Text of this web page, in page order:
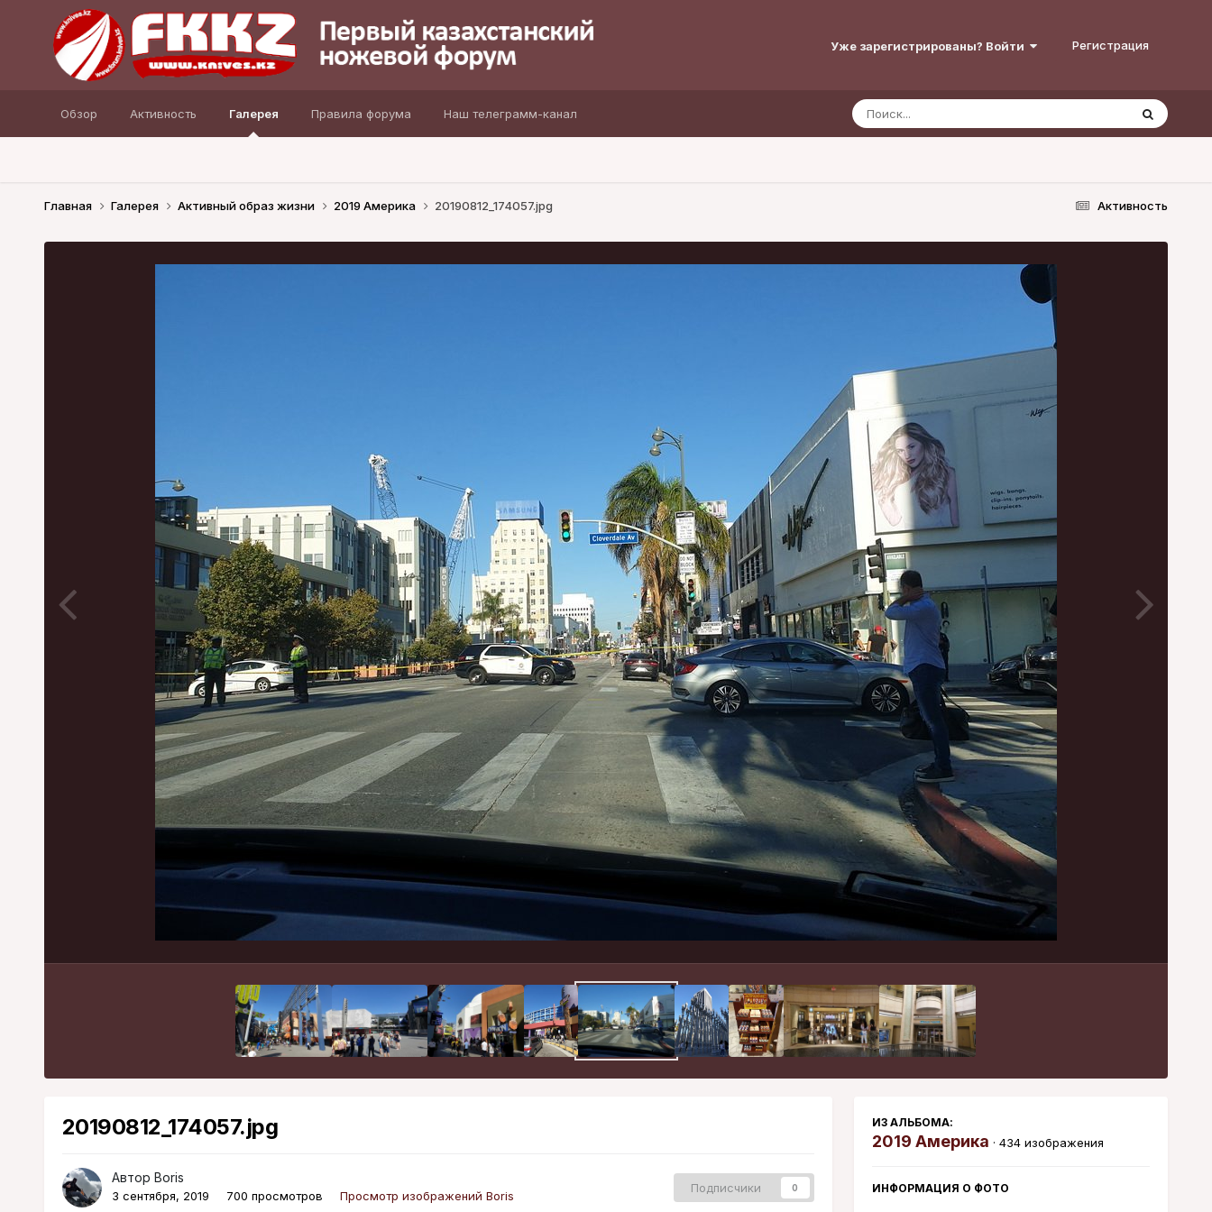
Уже зарегистрированы? Войти Регистрация
Обзор Активность Галерея Правила форума Наш телеграмм-канал
Активность
Главная Галерея Активный образ жизни 2019 Америка 20190812_174057.jpg
20190812_174057.jpg
Автор Boris
3 сентября, 2019 700 просмотров Просмотр изображений Boris
Подписчики 0
ИЗ АЛЬБОМА:
2019 Америка · 434 изображения
ИНФОРМАЦИЯ О ФОТО